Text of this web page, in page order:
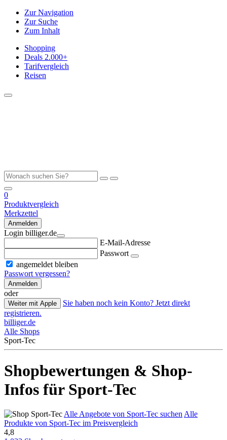
Zur Navigation
Zur Suche
Zum Inhalt
Shopping
Deals 2.000+
Tarifvergleich
Reisen
0
Produktvergleich
Merkzettel
Anmelden
Login billiger.de
E-Mail-Adresse
Passwort
angemeldet bleiben
Passwort vergessen?
Anmelden
oder
Weiter mit Apple
Sie haben noch kein Konto? Jetzt direkt
registrieren.
billiger.de
Alle Shops
Sport-Tec
Shopbewertungen & Shop-
Infos für Sport-Tec
Alle Angebote von Sport-Tec suchen Alle
Produkte von Sport-Tec im Preisvergleich
4,8